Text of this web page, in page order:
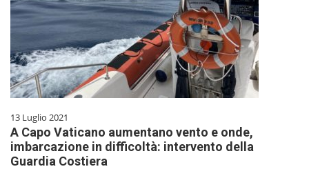
13 Luglio 2021
A Capo Vaticano aumentano vento e onde,
imbarcazione in difficoltà: intervento della
Guardia Costiera